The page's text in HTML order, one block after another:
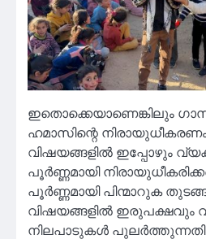
ഇതൊക്കെയാണെങ്കിലും
ഹമാസിന്റെ
വിഷയങ്ങളില്‍ ഇപ്പോഴും
പൂര്‍ണ്ണമായി
പൂര്‍ണ്ണമായി പിന്മാറുക
വിഷയങ്ങളില്‍ ഇരുപക്ഷവും
നിലപാടുകള്‍